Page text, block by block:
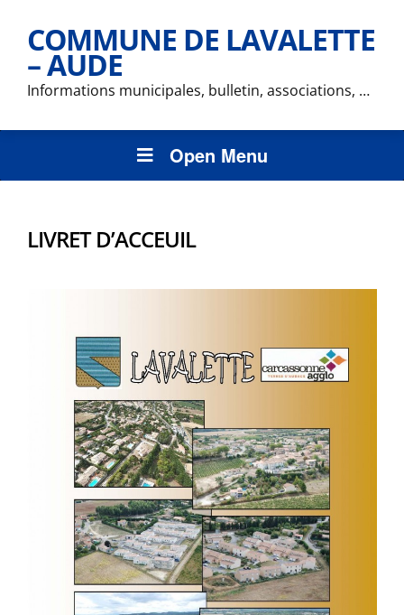
COMMUNE DE LAVALETTE
– AUDE
Informations municipales, bulletin, associations, …
Open Menu
LIVRET D’ACCEUIL